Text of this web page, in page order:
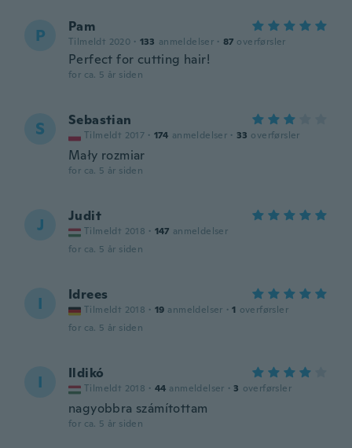
P Pam
Tilmeldt 2020 · 133 anmeldelser · 87 overførsler
Perfect for cutting hair!
for ca. 5 år siden
S Sebastian
Tilmeldt 2017 · 174 anmeldelser · 33 overførsler
Mały rozmiar
for ca. 5 år siden
J Judit
Tilmeldt 2018 · 147 anmeldelser
for ca. 5 år siden
I Idrees
Tilmeldt 2018 · 19 anmeldelser · 1 overførsler
for ca. 5 år siden
I Ildikó
Tilmeldt 2018 · 44 anmeldelser · 3 overførsler
nagyobbra számítottam
for ca. 5 år siden